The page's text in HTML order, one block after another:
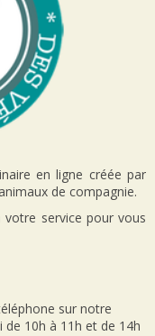
en ligne créée par
de compagnie.
service pour vous
sur notre
10h à 11h et de 14h